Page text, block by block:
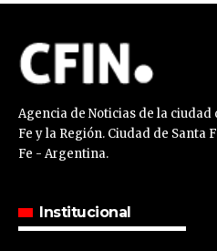
Agencia de Noticias de la ciudad
Fe y la Región. Ciudad de Santa
Fe - Argentina.
Institucional